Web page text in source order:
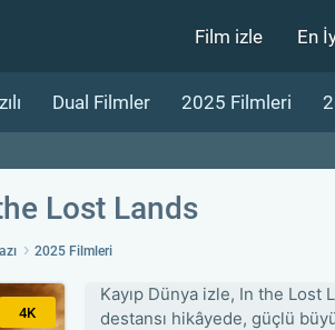
Film izle En
Dual Filmler 2025 Filmleri
Lost Lands
2025 Filmleri
4K
Kayıp Dünya izle, In the Lost
destansı hikâyede, güçlü